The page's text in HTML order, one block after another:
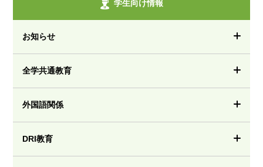
学生向け情報
お知らせ
全学共通教育
外国語関係
DRI教育